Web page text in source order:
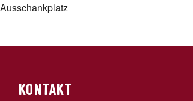
Ausschankplatz
KONTAKT